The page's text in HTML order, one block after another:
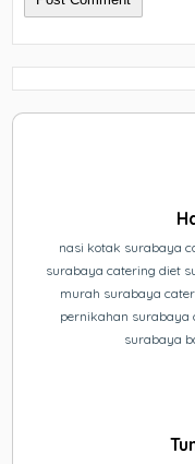
nasi kotak surabaya
surabaya catering diet
murah surabaya
pernikahan surabaya
surabaya